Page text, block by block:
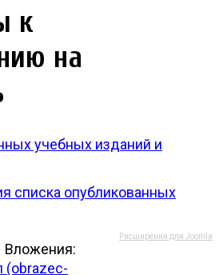
к
на
учебных изданий и
списка опубликованных
Расширения для Joomla
Вложения: